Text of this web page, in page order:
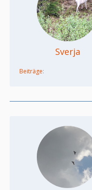
Sverja
Beiträge